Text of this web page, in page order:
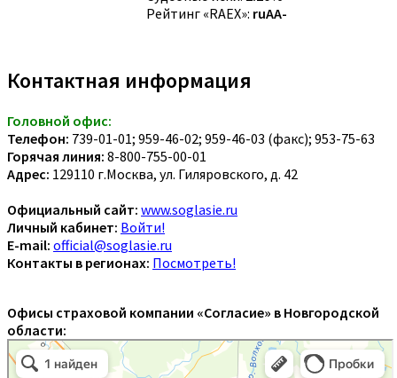
Рейтинг «RAEX»: ruAA-
Контактная информация
Головной офис:
Телефон: 739-01-01; 959-46-02; 959-46-03 (факс); 953-75-63
Горячая линия: 8-800-755-00-01
Адрес: 129110 г.Москва, ул. Гиляровского, д. 42
Официальный сайт: www.soglasie.ru
Личный кабинет: Войти!
E-mail: official@soglasie.ru
Контакты в регионах: Посмотреть!
Офисы страховой компании «Согласие» в Новгородской
области: